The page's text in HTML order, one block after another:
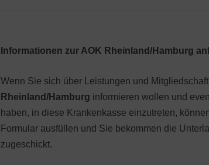
Informationen zur AOK Rheinland/Hamburg
Wenn Sie sich über Leistungen und
Rheinland/Hamburg informieren wollen und
haben, in diese Krankenkasse einzutreten,
Formular ausfüllen und Sie bekommen die
zugeschickt.